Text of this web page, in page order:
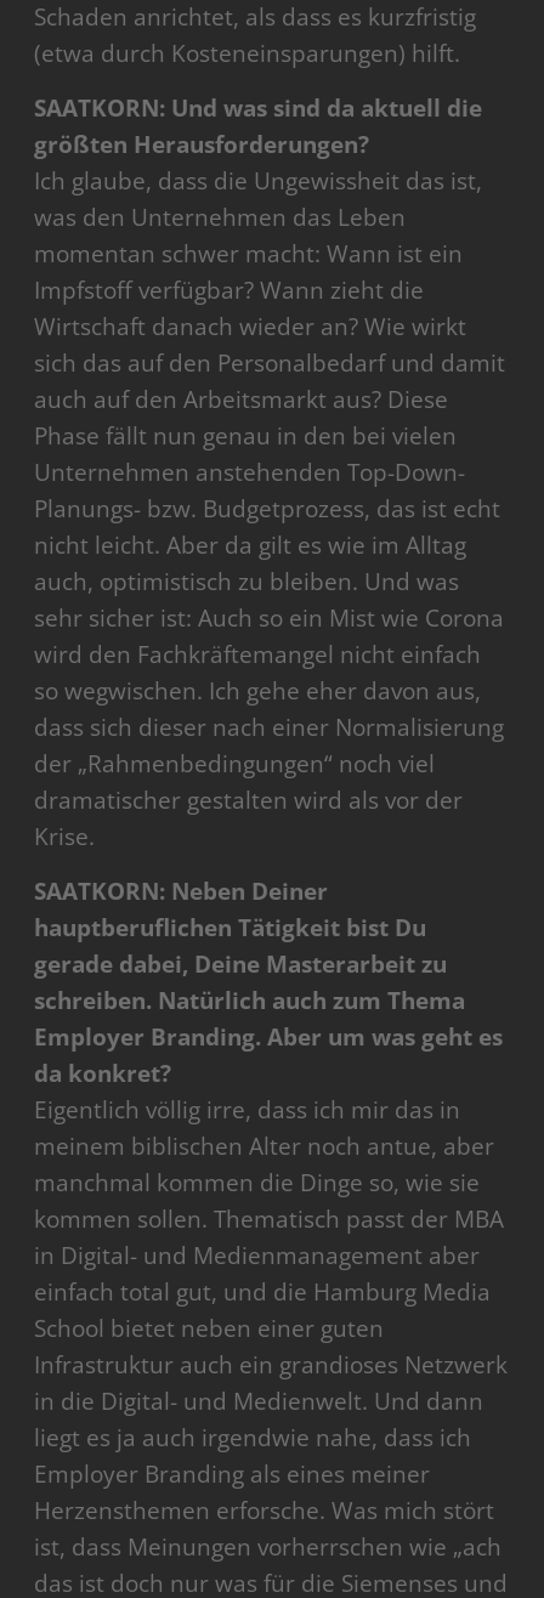
Schaden anrichtet, als dass es kurzfristig
(etwa durch Kosteneinsparungen) hilft.
SAATKORN: Und was sind da aktuell die
größten Herausforderungen?
Ich glaube, dass die Ungewissheit das ist,
was den Unternehmen das Leben
momentan schwer macht: Wann ist ein
Impfstoff verfügbar? Wann zieht die
Wirtschaft danach wieder an? Wie wirkt
sich das auf den Personalbedarf und damit
auch auf den Arbeitsmarkt aus? Diese
Phase fällt nun genau in den bei vielen
Unternehmen anstehenden Top-Down-
Planungs- bzw. Budgetprozess, das ist echt
nicht leicht. Aber da gilt es wie im Alltag
auch, optimistisch zu bleiben. Und was
sehr sicher ist: Auch so ein Mist wie Corona
wird den Fachkräftemangel nicht einfach
so wegwischen. Ich gehe eher davon aus,
dass sich dieser nach einer Normalisierung
der „Rahmenbedingungen“ noch viel
dramatischer gestalten wird als vor der
Krise.
SAATKORN: Neben Deiner
hauptberuflichen Tätigkeit bist Du
gerade dabei, Deine Masterarbeit zu
schreiben. Natürlich auch zum Thema
Employer Branding. Aber um was geht es
da konkret?
Eigentlich völlig irre, dass ich mir das in
meinem biblischen Alter noch antue, aber
manchmal kommen die Dinge so, wie sie
kommen sollen. Thematisch passt der MBA
in Digital- und Medienmanagement aber
einfach total gut, und die Hamburg Media
School bietet neben einer guten
Infrastruktur auch ein grandioses Netzwerk
in die Digital- und Medienwelt. Und dann
liegt es ja auch irgendwie nahe, dass ich
Employer Branding als eines meiner
Herzensthemen erforsche. Was mich stört
ist, dass Meinungen vorherrschen wie „ach
das ist doch nur was für die Siemenses und